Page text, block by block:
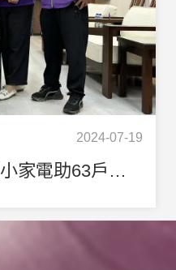
2024-07-19
臺雅暖心捐贈134個小家電助63戶，弱勢家庭揪甘心!